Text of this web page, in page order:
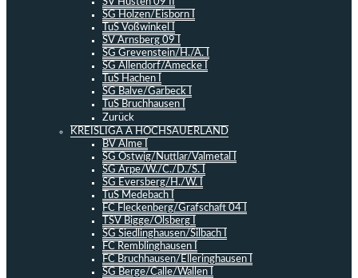
SG Holzen/Eisborn I
TuS Voßwinkel I
SV Arnsberg 09 I
SG Grevenstein/H./A. I
SG Allendorf/Amecke I
TuS Hachen I
SG Balve/Garbeck I
TuS Bruchhausen I
Zurück
KREISLIGA A HOCHSAUERLAND
BV Alme I
SG Ostwig/Nuttlar/Valmetal I
SG Arpe/W./C./D./S. I
SG Eversberg/H./W. I
TuS Medebach I
FC Fleckenberg/Grafschaft 04 I
TSV Bigge/Olsberg I
SG Siedlinghausen/Silbach I
FC Remblinghausen I
FC Bruchhausen/Elleringhausen I
SG Berge/Calle/Wallen I